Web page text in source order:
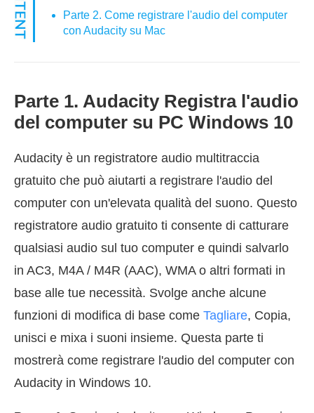
Parte 2. Come registrare l'audio del computer
con Audacity su Mac
Parte 1. Audacity Registra l'audio
del computer su PC Windows 10
Audacity è un registratore audio multitraccia
gratuito che può aiutarti a registrare l'audio del
computer con un'elevata qualità del suono. Questo
registratore audio gratuito ti consente di catturare
qualsiasi audio sul tuo computer e quindi salvarlo
in AC3, M4A / M4R (AAC), WMA o altri formati in
base alle tue necessità. Svolge anche alcune
funzioni di modifica di base come Tagliare, Copia,
unisci e mixa i suoni insieme. Questa parte ti
mostrerà come registrare l'audio del computer con
Audacity in Windows 10.